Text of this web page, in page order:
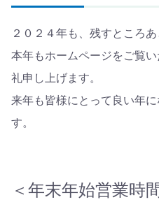
２０２４年も、残すところ
本年もホームページをご覧
礼申し上げます。
来年も皆様にとって良い年
す。
＜年末年始営業時